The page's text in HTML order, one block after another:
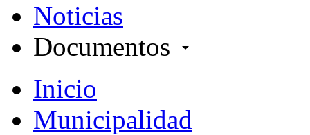
Noticias
Documentos
arrow_drop_down
Inicio
Municipalidad